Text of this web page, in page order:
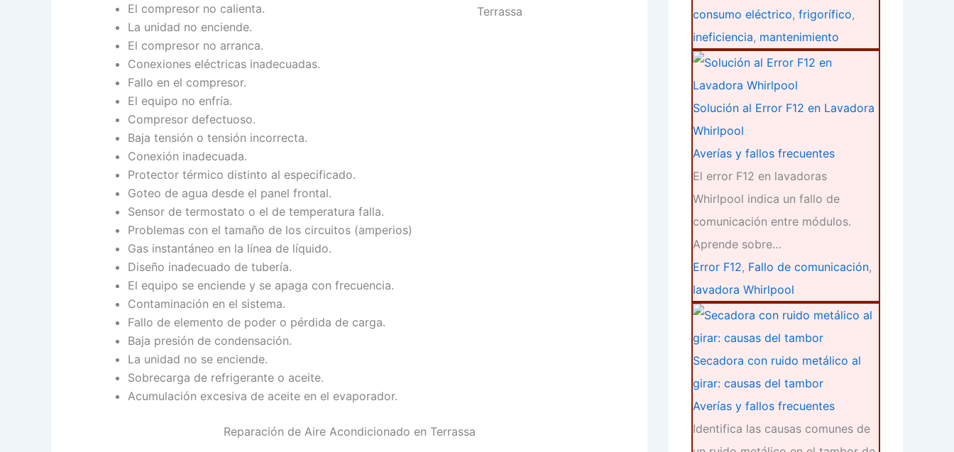
El compresor no calienta.
La unidad no enciende.
El compresor no arranca.
Conexiones eléctricas inadecuadas.
Fallo en el compresor.
El equipo no enfría.
Compresor defectuoso.
Baja tensión o tensión incorrecta.
Conexión inadecuada.
Protector térmico distinto al especificado.
Goteo de agua desde el panel frontal.
Sensor de termostato o el de temperatura falla.
Problemas con el tamaño de los circuitos (amperios)
Gas instantáneo en la línea de líquido.
Diseño inadecuado de tubería.
El equipo se enciende y se apaga con frecuencia.
Contaminación en el sistema.
Fallo de elemento de poder o pérdida de carga.
Baja presión de condensación.
La unidad no se enciende.
Sobrecarga de refrigerante o aceite.
Acumulación excesiva de aceite en el evaporador.
Reparación de Aire Acondicionado en Terrassa
consumo eléctrico, frigorífico,
ineficiencia, mantenimiento
Solución al Error F12 en Lavadora
Whirlpool
Averías y fallos frecuentes
El error F12 en lavadoras
Whirlpool indica un fallo de
comunicación entre módulos.
Aprende sobre…
Error F12, Fallo de comunicación,
lavadora Whirlpool
Secadora con ruido metálico al
girar: causas del tambor
Averías y fallos frecuentes
Identifica las causas comunes de